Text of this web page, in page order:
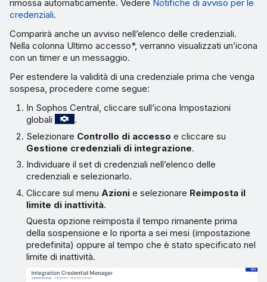
rimossa automaticamente. Vedere Notifiche di avviso per le
credenziali.
Comparirà anche un avviso nell’elenco delle credenziali.
Nella colonna Ultimo accesso*, verranno visualizzati un’icona
con un timer e un messaggio.
Per estendere la validità di una credenziale prima che venga
sospesa, procedere come segue:
In Sophos Central, cliccare sull’icona Impostazioni
globali
.
Selezionare Controllo di accesso e cliccare su
Gestione credenziali di integrazione.
Individuare il set di credenziali nell’elenco delle
credenziali e selezionarlo.
Cliccare sul menu Azioni e selezionare Reimposta il
limite di inattività.
Questa opzione reimposta il tempo rimanente prima
della sospensione e lo riporta a sei mesi (impostazione
predefinita) oppure al tempo che è stato specificato nel
limite di inattività.